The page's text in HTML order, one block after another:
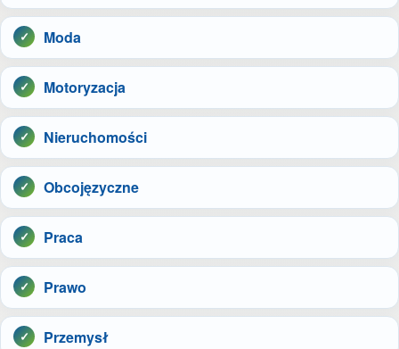
Moda
Motoryzacja
Nieruchomości
Obcojęzyczne
Praca
Prawo
Przemysł